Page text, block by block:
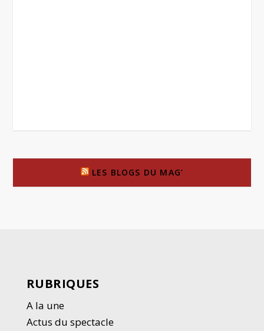
LES BLOGS DU MAG’
RUBRIQUES
A la une
Actus du spectacle